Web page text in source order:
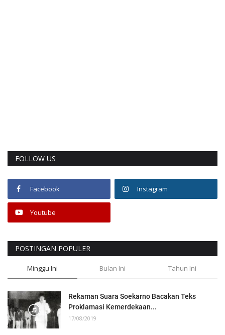
FOLLOW US
Facebook Instagram
Youtube
POSTINGAN POPULER
Minggu Ini Bulan Ini Tahun Ini
Rekaman Suara Soekarno Bacakan Teks
Proklamasi Kemerdekaan...
17/08/2019